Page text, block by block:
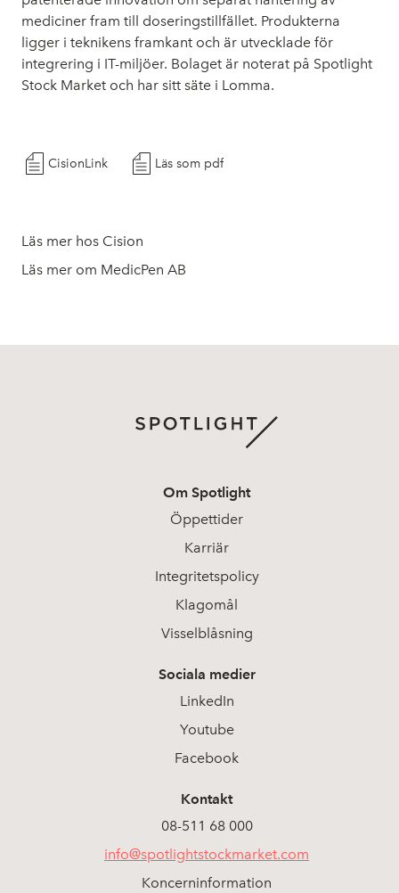
mediciner fram till doseringstillfället. Produkterna
ligger i teknikens framkant och är utvecklade för
integrering i IT-miljöer. Bolaget är noterat på Spotlight
Stock Market och har sitt säte i Lomma.
CisionLink Läs som pdf
Läs mer hos Cision
Läs mer om MedicPen AB
Om Spotlight
Öppettider
Karriär
Integritetspolicy
Klagomål
Visselblåsning
Sociala medier
LinkedIn
Youtube
Facebook
Kontakt
08-511 68 000
info@spotlightstockmarket.com
Koncerninformation